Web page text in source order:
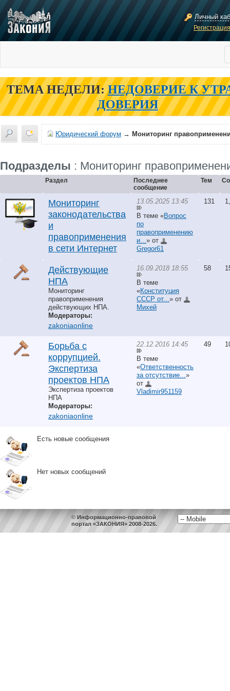
Личный
ТЕМА НЕДЕЛИ: НЕДОВЕРИЕ К
ДОВЕРИЯ
Юридический форум → Мониторинг
Подразделы : Мониторинг
Раздел
Последнее
сообщение
Тем
Мониторинг
законодательства
и
правоприменения
в сети Интернет
13.05.2025 13:45
В теме «Вопрос
по
правоприменению
и...» от
Gregor61
131
Действующие
НПА
Мониторинг
правоприменения
действующих НПА.
Модераторы:
zakoniaonline
16.09.2018 18:55
В теме
«Конституция
СССР от...» от
Михей
58
Борьба с
коррупцией.
Экспертиза
проектов НПА
Экспертиза проектов
НПА
Модераторы:
zakoniaonline
22.12.2016 14:45
В теме
«Ответственность
за отсутствие...»
от
Vladimir951159
49
Есть новые сообщения
Нет новых сообщений
© Информационно-правовой
портал «ЗАКОНИЯ» 2008-2026.